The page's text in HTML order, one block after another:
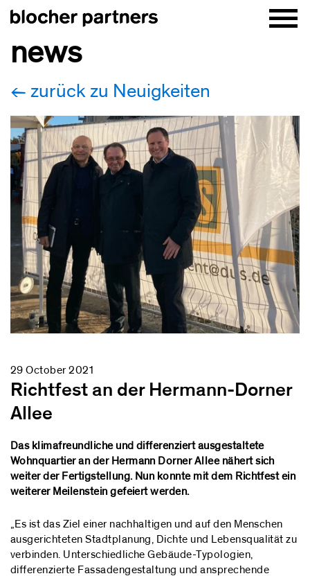
news
zurück zu Neuigkeiten
29 October 2021
Richtfest an der Hermann-Dorner
Allee
Das klimafreundliche und differenziert ausgestaltete
Wohnquartier an der Hermann Dorner Allee nähert sich
weiter der Fertigstellung. Nun konnte mit dem Richtfest ein
weiterer Meilenstein gefeiert werden.
„Es ist das Ziel einer nachhaltigen und auf den Menschen
ausgerichteten Stadtplanung, Dichte und Lebensqualität zu
verbinden. Unterschiedliche Gebäude-Typologien,
differenzierte Fassadengestaltung und ansprechende